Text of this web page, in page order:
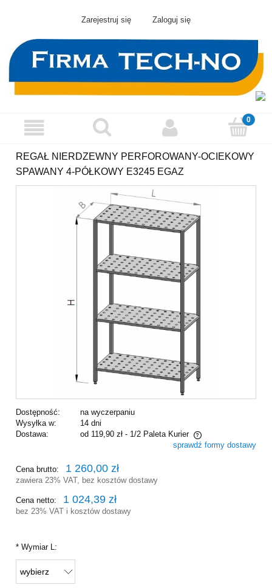
Zarejestruj się Zaloguj się
REGAŁ NIERDZEWNY PERFOROWANY-OCIEKOWY
SPAWANY 4-PÓŁKOWY E3245 EGAZ
Dostępność:
na wyczerpaniu
Wysyłka w:
14 dni
Dostawa:
od 119,90 zł - 1/2 Paleta Kurier
Cena nie zawiera ewentualnych kosztów płatnościsprawdź formy dostawy
Cena brutto: 1 260,00 zł
zawiera 23% VAT, bez kosztów dostawy
Cena netto: 1 024,39 zł
bez 23% VAT i kosztów dostawy
* Wymiar L: